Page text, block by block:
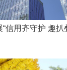
信用齐守护 趣扒